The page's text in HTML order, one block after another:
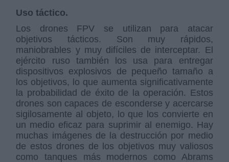
Uso táctico.
Los drones FPV se utilizan para atacar
objetivos tácticos. Son muy rápidos,
maniobrables y muy difíciles de interceptar. El
ejército ruso también los usa para entregar
dispositivos explosivos de pequeño tamaño a
los objetivos, lo que aumenta significativamente
la probabilidad de éxito de la operación. Estos
drones son capaces de esconderse y acercarse
sigilosamente al objeto, lo que los convierte en
un medio eficaz para suprimir al enemigo. Hay
muchas imágenes de la destrucción por medio
de estos drones de los objetivos muy valiosos
como tanques más modernos como Abrams